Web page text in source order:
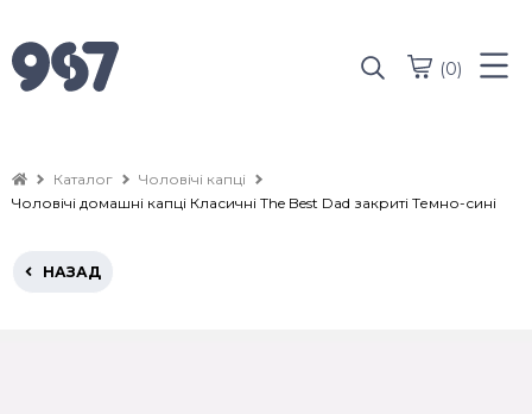
(0)
Каталог
Чоловічі капці
Чоловічі домашні капці Класичні The Best Dad закриті Темно-сині
НАЗАД